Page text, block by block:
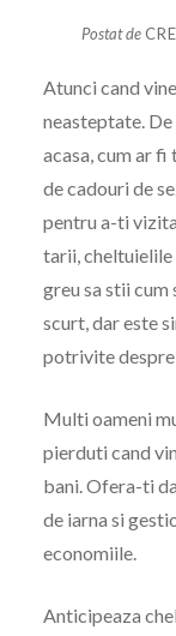
Postat de
Atunci cand
neasteptate.
acasa, cum ar
de cadouri de
pentru a-ti
tarii, cheltuielile
greu sa stii
scurt, dar este
potrivite
Multi oameni
pierduti cand
bani. Ofera-ti
de iarna si
economiile.
Anticipeaza